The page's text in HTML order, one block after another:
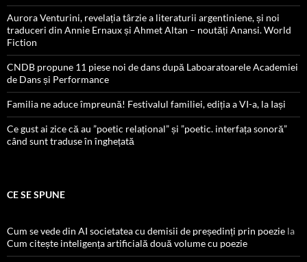
Aurora Venturini, revelația târzie a literaturii argentiniene, și noi
traduceri din Annie Ernaux și Ahmet Altan – noutăți Anansi. World
Fiction
CNDB propune 11 piese noi de dans după Laboaratoarele Academiei
de Dans și Performance
Familia ne aduce împreună! Festivalul familiei, ediția a VI-a, la Iași
Ce gust ai zice că au ”poetic relațional” și ”poetic. interfața sonoră”
când sunt traduse în înghețată
CE SE SPUNE
Cum se vede din AI societatea cu demisii de președinți prin poezie la
Cum citește inteligența artificială două volume cu poezie